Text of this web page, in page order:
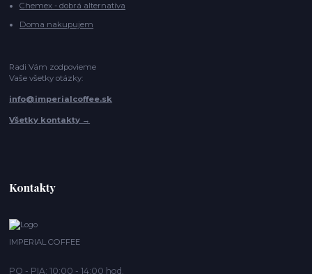
Chemex - dobrá alternatíva
Doma nakupujem
Radi Vám zodpovieme
Vaše všetky otázky:
info@imperialcoffee.sk
Všetky kontakty →
Kontakty
IMPERIAL COFFEE
PO - PIA: 10:00 - 14:00 hod.